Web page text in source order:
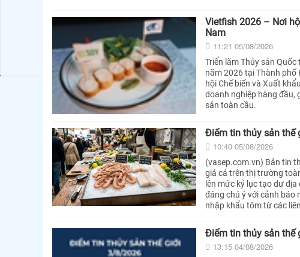
Vietfish 2026 – Nơi
Nam
11:21 05/08/2026
Triển lãm Thủy sản
năm 2026 tại Thành phố
hội Chế biến và Xuất
doanh nghiệp hàng đầu,
sản toàn cầu.
Điểm tin thủy sản thế
10:40 05/08/2026
(vasep.com.vn) Bản tin
giá cả trên thị trường
lên mức kỷ lục tạo dư
đáng chú ý với cảnh báo
nhập khẩu tôm từ các
Điểm tin thủy sản
13:15 04/08/2026